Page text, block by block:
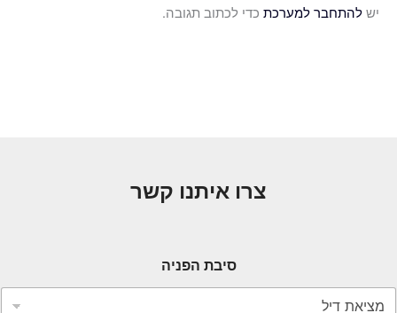
יש להתחבר למערכת כדי לכתוב תגובה.
צרו איתנו קשר
סיבת הפניה